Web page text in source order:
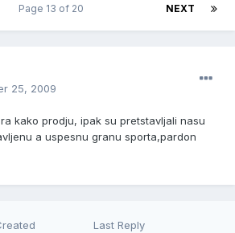
NEXT
Page 13 of 20
25, 2009
kako prodju, ipak su pretstavljali nasu
a uspesnu granu sporta,pardon
Last Reply